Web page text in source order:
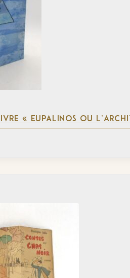
« EUPALINOS OU